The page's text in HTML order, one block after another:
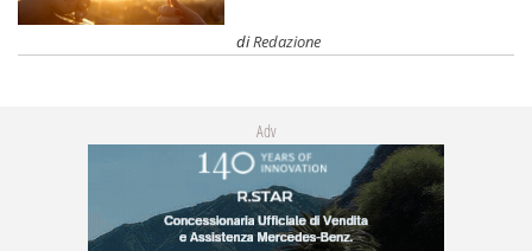
diRedazione
Adv